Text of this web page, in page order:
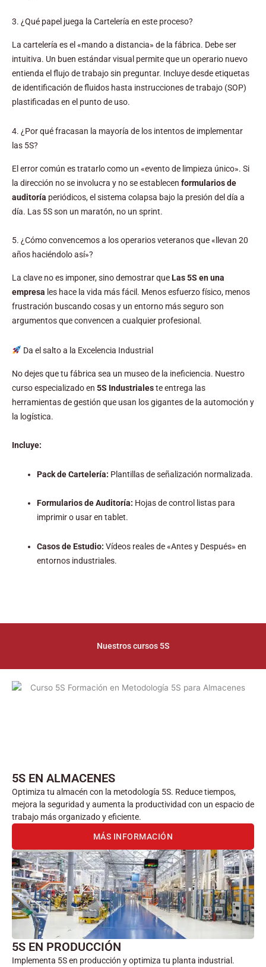
3. ¿Qué papel juega la Cartelería en este proceso?
La cartelería es el «mando a distancia» de la fábrica. Debe ser
intuitiva. Un buen estándar visual permite que un operario nuevo
entienda el flujo de trabajo sin preguntar. Incluye desde etiquetas
de identificación de fluidos hasta instrucciones de trabajo (SOP)
plastificadas en el punto de uso.
4. ¿Por qué fracasan la mayoría de los intentos de implementar
las 5S?
El error común es tratarlo como un «evento de limpieza único». Si
la dirección no se involucra y no se establecen formularios de
auditoría periódicos, el sistema colapsa bajo la presión del día a
día. Las 5S son un maratón, no un sprint.
5. ¿Cómo convencemos a los operarios veteranos que «llevan 20
años haciéndolo así»?
La clave no es imponer, sino demostrar queLas 5S en una
empresa les hace la vida más fácil. Menos esfuerzo físico, menos
frustración buscando cosas y un entorno más seguro son
argumentos que convencen a cualquier profesional.
Da el salto a la Excelencia Industrial
No dejes que tu fábrica sea un museo de la ineficiencia. Nuestro
curso especializado en 5S Industrialeste entrega las
herramientas de gestión que usan los gigantes de la automoción y
la logística.
Incluye:
Pack de Cartelería: Plantillas de señalización normalizada.
Formularios de Auditoría: Hojas de control listas para
imprimir o usar en tablet.
Casos de Estudio: Vídeos reales de «Antes y Después» en
entornos industriales.
Nuestros cursos 5S
5S EN ALMACENES
Optimiza tu almacén con la metodología 5S. Reduce tiempos,
mejora la seguridad y aumenta la productividad con un espacio de
trabajo más organizado y eficiente.
MÁS INFORMACIÓN
5S EN PRODUCCIÓN
Implementa 5S en producción y optimiza tu planta industrial.